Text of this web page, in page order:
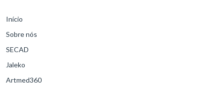
Início
Sobre nós
SECAD
Jaleko
Artmed360